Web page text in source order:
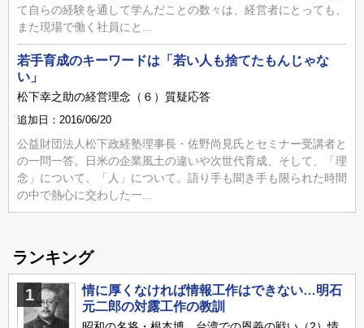
て自らの経験を通して学んだことの数々は、経営者にとっても、
また現場で働く社員にと...
若手育成のキーワードは「若い人も捨てたもんじゃな
い」
松下幸之助の経営理念（６）質疑応答
追加日：2016/06/20
公益財団法人松下政経塾理事長・佐野尚見氏とセミナー受講者と
の一問一答。日米の企業風土の違いや次世代育成、そして、「理
念」について、「人」について。語り手も聞き手も限られた時間
の中で熱心に交わした一...
ランキング
1
情に厚くなければ情報工作はできない…明石
元二郎の対露工作の教訓